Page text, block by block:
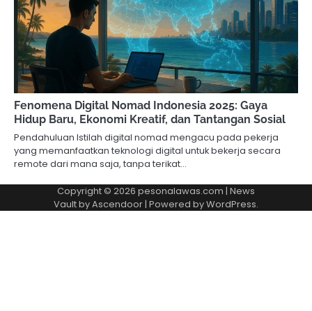
Fenomena Digital Nomad Indonesia 2025: Gaya
Hidup Baru, Ekonomi Kreatif, dan Tantangan Sosial
Pendahuluan Istilah digital nomad mengacu pada pekerja
yang memanfaatkan teknologi digital untuk bekerja secara
remote dari mana saja, tanpa terikat…
Copyright © 2026 pesonalawas.com | News
Vault byAscendoor| Powered byWordPress.